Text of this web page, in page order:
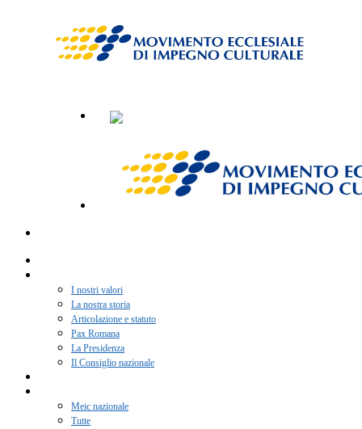
I nostri valori
La nostra storia
Articolazione e statuto
Pax Romana
La Presidenza
Il Consiglio nazionale
Meic nazionale
Tutte